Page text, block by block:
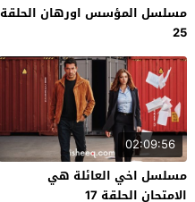
مسلسل المؤسس اورهان الحلقة
25
02:09:56
مسلسل اخي العائلة هي
الامتحان الحلقة 17